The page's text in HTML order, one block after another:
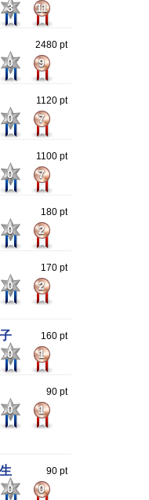
3 11
2480 pt
0 9
1120 pt
0 7
1100 pt
0 7
180 pt
0 2
170 pt
0 2
160 pt
0 1
90 pt
0 1
90 pt
0 0